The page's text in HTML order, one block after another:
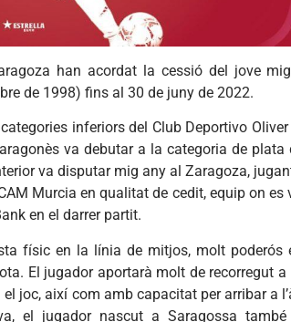
han acordat la cessió del jove
de 1998) fins al 30 de juny de 2022.
inferiors del Club Deportivo Oliver
va debutar a la categoria de plata
va disputar mig any al Zaragoza,
Murcia en qualitat de cedit, equip on es
en el darrer partit.
físic en la línia de mitjos, molt poderós
El jugador aportarà molt de recorregut a
joc, així com amb capacitat per arribar a
el jugador nascut a Saragossa